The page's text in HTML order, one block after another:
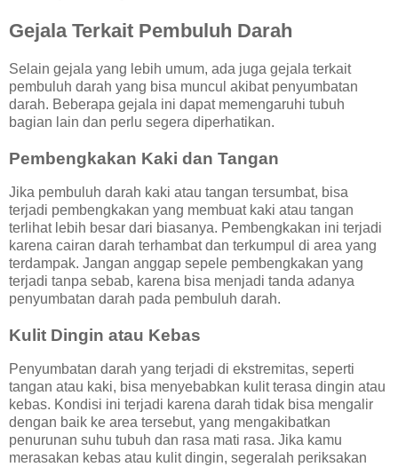
Gejala Terkait Pembuluh Darah
Selain gejala yang lebih umum, ada juga gejala terkait
pembuluh darah yang bisa muncul akibat penyumbatan
darah. Beberapa gejala ini dapat memengaruhi tubuh
bagian lain dan perlu segera diperhatikan.
Pembengkakan Kaki dan Tangan
Jika pembuluh darah kaki atau tangan tersumbat, bisa
terjadi pembengkakan yang membuat kaki atau tangan
terlihat lebih besar dari biasanya. Pembengkakan ini terjadi
karena cairan darah terhambat dan terkumpul di area yang
terdampak. Jangan anggap sepele pembengkakan yang
terjadi tanpa sebab, karena bisa menjadi tanda adanya
penyumbatan darah pada pembuluh darah.
Kulit Dingin atau Kebas
Penyumbatan darah yang terjadi di ekstremitas, seperti
tangan atau kaki, bisa menyebabkan kulit terasa dingin atau
kebas. Kondisi ini terjadi karena darah tidak bisa mengalir
dengan baik ke area tersebut, yang mengakibatkan
penurunan suhu tubuh dan rasa mati rasa. Jika kamu
merasakan kebas atau kulit dingin, segeralah periksakan